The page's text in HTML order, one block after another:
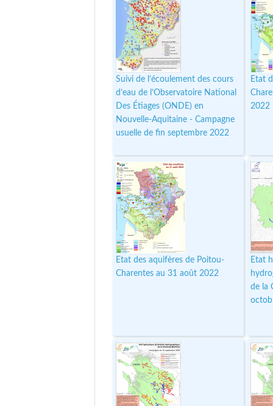
Suivi de l’écoulement des cours
d’eau de l’Observatoire National
Des Étiages (ONDE) en
Nouvelle-Aquitaine - Campagne
usuelle de fin septembre 2022
Etat
2022
Etat des aquifères de Poitou-
Charentes au 31 août 2022
Etat
de la